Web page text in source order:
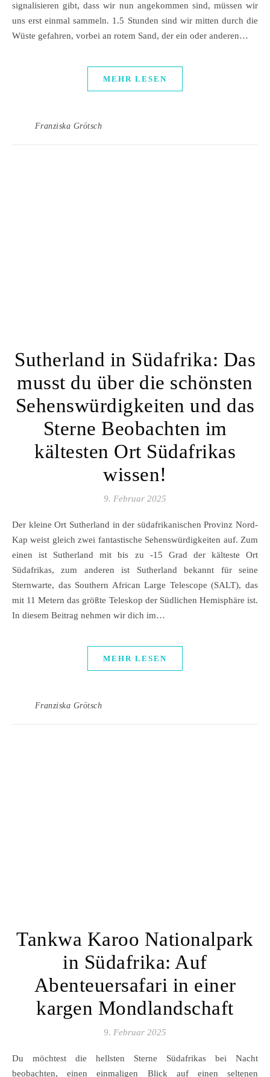
signalisieren gibt, dass wir nun angekommen sind, müssen wir
uns erst einmal sammeln. 1.5 Stunden sind wir mitten durch die
Wüste gefahren, vorbei an rotem Sand, der ein oder anderen…
MEHR LESEN
Franziska Grötsch
Sutherland in Südafrika: Das
musst du über die schönsten
Sehenswürdigkeiten und das
Sterne Beobachten im
kältesten Ort Südafrikas
wissen!
9. Februar 2025
Der kleine Ort Sutherland in der südafrikanischen Provinz Nord-
Kap weist gleich zwei fantastische Sehenswürdigkeiten auf. Zum
einen ist Sutherland mit bis zu -15 Grad der kälteste Ort
Südafrikas, zum anderen ist Sutherland bekannt für seine
Sternwarte, das Southern African Large Telescope (SALT), das
mit 11 Metern das größte Teleskop der Südlichen Hemisphäre ist.
In diesem Beitrag nehmen wir dich im…
MEHR LESEN
Franziska Grötsch
Tankwa Karoo Nationalpark
in Südafrika: Auf
Abenteuersafari in einer
kargen Mondlandschaft
9. Februar 2025
Du möchtest die hellsten Sterne Südafrikas bei Nacht
beobachten, einen einmaligen Blick auf einen seltenen